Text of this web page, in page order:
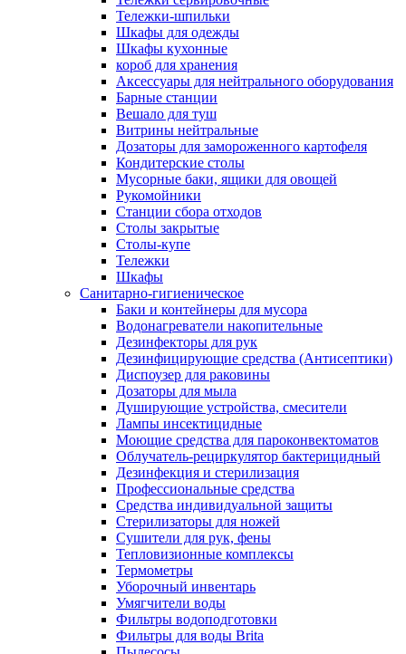
Тележки-шпильки
Шкафы для одежды
Шкафы кухонные
короб для хранения
Аксессуары для нейтрального оборудования
Барные станции
Вешало для туш
Витрины нейтральные
Дозаторы для замороженного картофеля
Кондитерские столы
Мусорные баки, ящики для овощей
Рукомойники
Станции сбора отходов
Столы закрытые
Столы-купе
Тележки
Шкафы
Санитарно-гигиеническое
Баки и контейнеры для мусора
Водонагреватели накопительные
Дезинфекторы для рук
Дезинфицирующие средства (Антисептики)
Диспоузер для раковины
Дозаторы для мыла
Душирующие устройства, смесители
Лампы инсектицидные
Моющие средства для пароконвектоматов
Облучатель-рециркулятор бактерицидный
Дезинфекция и стерилизация
Профессиональные средства
Средства индивидуальной защиты
Стерилизаторы для ножей
Сушители для рук, фены
Тепловизионные комплексы
Термометры
Уборочный инвентарь
Умягчители воды
Фильтры водоподготовки
Фильтры для воды Brita